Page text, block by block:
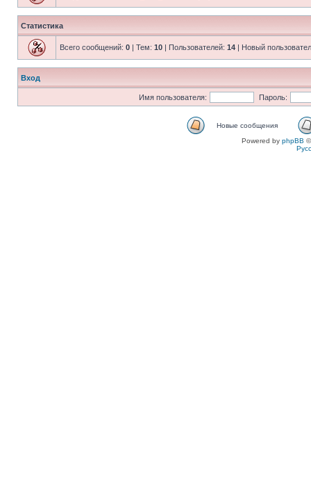
Статистика
Всего сообщений: 0 | Тем: 10 | Пользователей: 14 | Новый
Вход
Имя пользователя: Пароль:
Новые сообщения
Powered by phpBB